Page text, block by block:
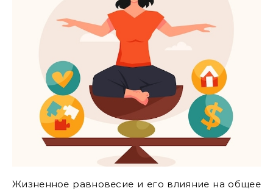
Жизненное равновесие и его влияние на общее